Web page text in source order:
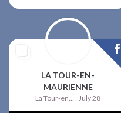
LA TOUR-EN-
MAURIENNE
La Tour-en-Maurienne July 28